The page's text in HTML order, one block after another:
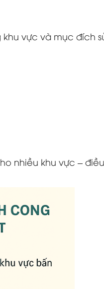
vực và mục đích
nhiều khu vực –